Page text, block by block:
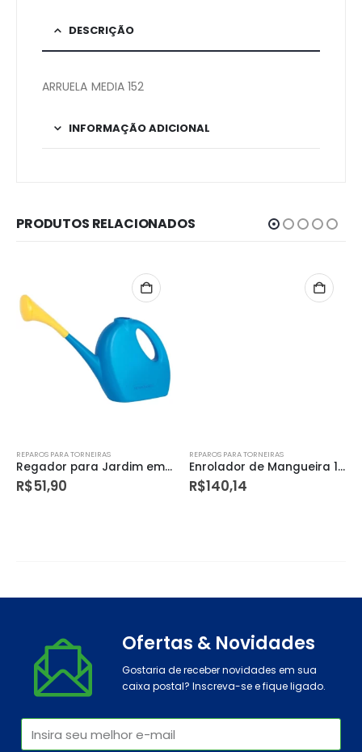
DESCRIÇÃO
ARRUELA MEDIA 152
INFORMAÇÃO ADICIONAL
PRODUTOS RELACIONADOS
REPAROS PARA TORNEIRAS
Regador para Jardim em Plástico Azul 2 L – Tramontina
R$51,90
REPAROS PARA TORNEIRAS
Enrolador de Mangueira 1/2″ – Tramontina
R$140,14
Ofertas & Novidades
Gostaria de receber novidades em sua
caixa postal? Inscreva-se e fique ligado.